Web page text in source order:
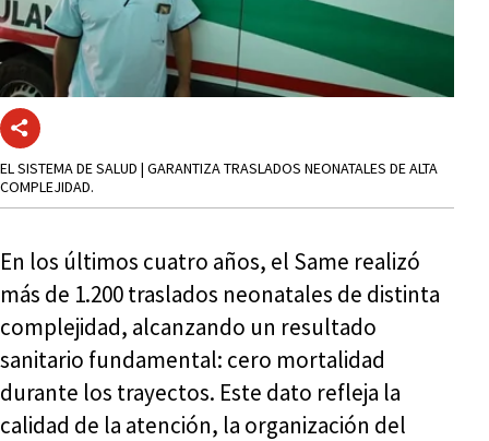
EL SISTEMA DE SALUD | GARANTIZA TRASLADOS NEONATALES DE ALTA
COMPLEJIDAD.
En los últimos cuatro años, el Same realizó
más de 1.200 traslados neonatales de distinta
complejidad, alcanzando un resultado
sanitario fundamental: cero mortalidad
durante los trayectos. Este dato refleja la
calidad de la atención, la organización del